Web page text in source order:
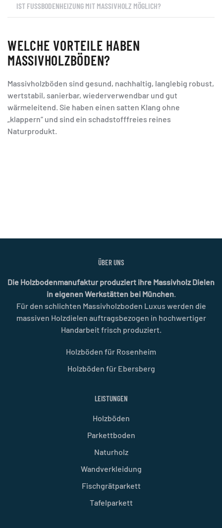
IST FUSSBODENHEIZUNG MIT MASSIVHOLZ MÖGLICH?
WELCHE VORTEILE HABEN
MASSIVHOLZBÖDEN?
Massivholzböden sind gesund, nachhaltig, langlebig robust,
wertstabil, sanierbar, wiederverwendbar und gut
wärmeleitend. Sie haben einen satten Klang ohne
„klappern“ und sind ein schadstofffreies reines
Naturprodukt.
ÜBER UNS
Die Holzbodenmanufaktur produziert ihre Massivholz Dielen
in eigenen Werkstätten bei München.
Für den schlichten Massivholzboden Luxus werden die
massiven Holzdielen auftragsbezogen in hochwertiger
Handarbeit frisch produziert.
Holzböden für Rosenheim
Holzböden für Ebersberg
LEISTUNGEN
Holzböden
Parkettboden
Naturholz
Wandverkleidung
Fischgrätparkett
Tafelparkett